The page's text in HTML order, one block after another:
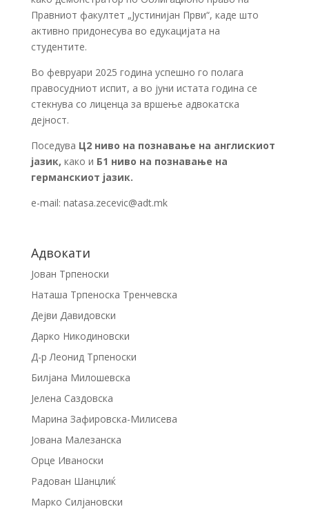
Правниот факултет „Јустинијан Први“, каде што
активно придонесува во едукацијата на
студентите.
Во февруари 2025 година успешно го полага
правосудниот испит, а во јуни истата година се
стекнува со лиценца за вршење адвокатска
дејност.
Поседува Ц2 ниво на познавање на англискиот
јазик, како и Б1 ниво на познавање на
германскиот јазик.
e-mail: natasa.zecevic@adt.mk
Адвокати
Јован Трпеноски
Наташа Трпеноска Тренчевска
Дејви Давидовски
Дарко Никодиновски
Д-р Леонид Трпеноски
Билјана Милошевска
Јелена Саздовска
Марина Зафировска-Милисева
Јована Малезанска
Орце Иваноски
Радован Шанцлиќ
Марко Силјановски